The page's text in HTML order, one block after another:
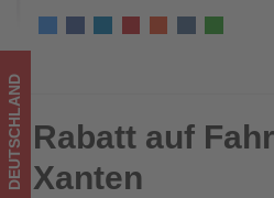
im
Tourismus
los
ist!Rabatt auf Fahrt nach Xanten
DEUTSCHLAND Rabatt auf
Xanten